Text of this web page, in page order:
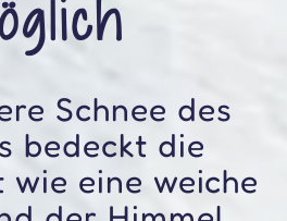
Schnee des
bedeckt die
eine weiche